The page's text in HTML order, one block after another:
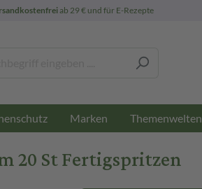
ab 29 € und für E-Rezepte
Marken Themenwelten
20 St Fertigspritzen